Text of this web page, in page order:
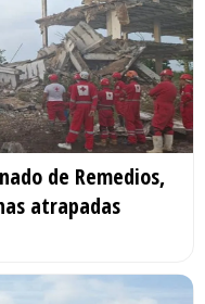
de Remedios,
atrapadas